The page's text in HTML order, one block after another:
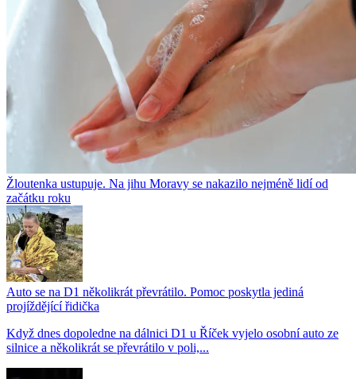
Žloutenka ustupuje. Na jihu Moravy se nakazilo nejméně lidí od
začátku roku
Auto se na D1 několikrát převrátilo. Pomoc poskytla jediná
projíždějící řidička
Když dnes dopoledne na dálnici D1 u Říček vyjelo osobní auto ze
silnice a několikrát se převrátilo v poli,...